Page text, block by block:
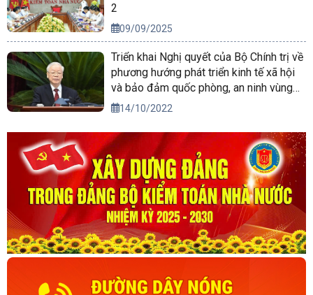
2
09/09/2025
Triển khai Nghị quyết của Bộ Chính trị về
phương hướng phát triển kinh tế xã hội
và bảo đảm quốc phòng, an ninh vùng
Tây Nguyên đến năm 2030, tầm nhìn
14/10/2022